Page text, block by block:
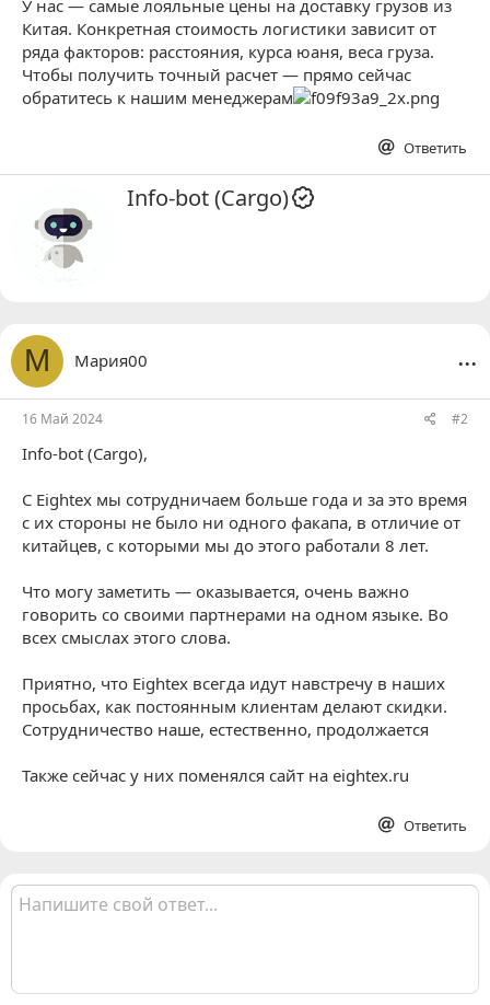
У нас — самые лояльные цены на доставку грузов из
Китая. Конкретная стоимость логистики зависит от
ряда факторов: расстояния, курса юаня, веса груза.
Чтобы получить точный расчет — прямо сейчас
обратитесь к нашим менеджерам
Ответить
А
в
Info-bot (Cargo)
М Мария00 ...
16 Май 2024 #2
Info-bot (Cargo),
C Eightex мы сотрудничаем больше года и за это время
с их стороны не было ни одного факапа, в отличие от
китайцев, с которыми мы до этого работали 8 лет.
Что могу заметить — оказывается, очень важно
говорить со своими партнерами на одном языке. Во
всех смыслах этого слова.
Приятно, что Eightex всегда идут навстречу в наших
просьбах, как постоянным клиентам делают скидки.
Сотрудничество наше, естественно, продолжается
Также сейчас у них поменялся сайт на eightex.ru
Ответить